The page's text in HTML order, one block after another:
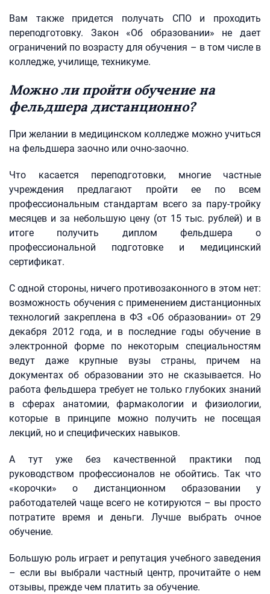
Вам также придется получать СПО и проходить
переподготовку. Закон «Об образовании» не дает
ограничений по возрасту для обучения – в том числе в
колледже, училище, техникуме.
Можно ли пройти обучение на
фельдшера дистанционно?
При желании в медицинском колледже можно учиться
на фельдшера заочно или очно-заочно.
Что касается переподготовки, многие частные
учреждения предлагают пройти ее по всем
профессиональным стандартам всего за пару-тройку
месяцев и за небольшую цену (от 15 тыс. рублей) и в
итоге получить диплом фельдшера о
профессиональной подготовке и медицинский
сертификат.
С одной стороны, ничего противозаконного в этом нет:
возможность обучения с применением дистанционных
технологий закреплена в ФЗ «Об образовании» от 29
декабря 2012 года, и в последние годы обучение в
электронной форме по некоторым специальностям
ведут даже крупные вузы страны, причем на
документах об образовании это не сказывается. Но
работа фельдшера требует не только глубоких знаний
в сферах анатомии, фармакологии и физиологии,
которые в принципе можно получить не посещая
лекций, но и специфических навыков.
А тут уже без качественной практики под
руководством профессионалов не обойтись. Так что
«корочки» о дистанционном образовании у
работодателей чаще всего не котируются – вы просто
потратите время и деньги. Лучше выбрать очное
обучение.
Большую роль играет и репутация учебного заведения
– если вы выбрали частный центр, прочитайте о нем
отзывы, прежде чем платить за обучение.